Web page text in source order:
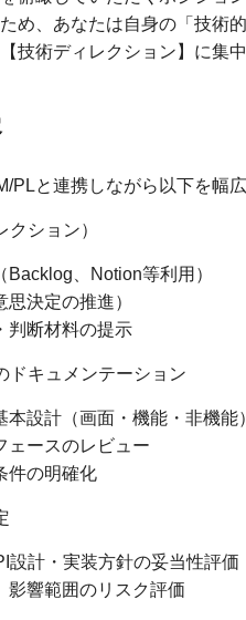
め、あなたは自身の「技術
技術ディレクション】に集
PLと連携しながら以下を幅
クション）
、Notion等利用）
決定の推進）
判断材料の提示
ドキュメンテーション
設計（画面・機能・非機能）
ェースのレビュー
件の明確化
設計・実装方針の妥当性評価
影響範囲のリスク評価